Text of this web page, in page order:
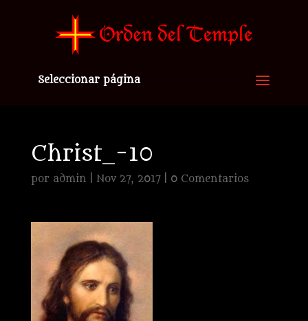
Seleccionar página
Christ_-10
por admin Nov 27, 2017| 0 Comentarios